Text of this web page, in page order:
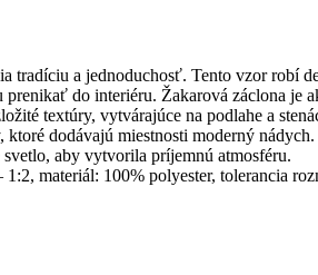
a jednoduchosť. Tento vzor robí
do interiéru. Žakarová záclona je
textúry, vytvárajúce na podlahe a
dodávajú miestnosti moderný
aby vytvorila príjemnú atmosféru.
materiál: 100% polyester, tolerancia